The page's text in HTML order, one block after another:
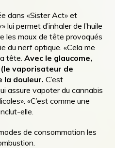
dans «Sister Act» et
lui permet d’inhaler de l’huile
les maux de tête provoqués
du nerf optique. «Cela me
tête. Avec le glaucome,
vaporisateur de
la douleur. C’est
assure vapoter du cannabis
«C’est comme une
elle.
de consommation les